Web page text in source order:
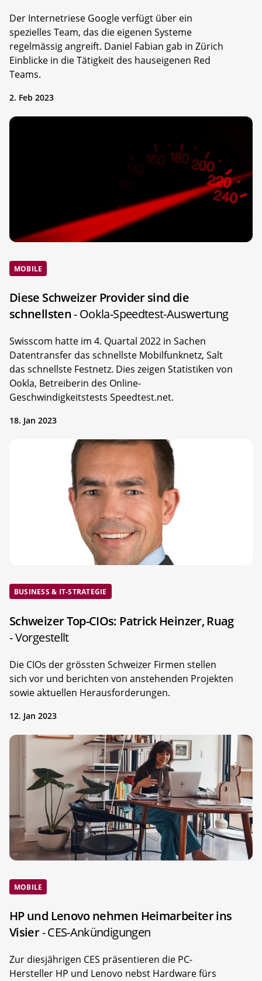
Der Internetriese Google verfügt über ein
spezielles Team, das die eigenen Systeme
regelmässig angreift. Daniel Fabian gab in Zürich
Einblicke in die Tätigkeit des hauseigenen Red
Teams.
2. Feb 2023
MOBILE
Diese Schweizer Provider sind die
schnellsten- Ookla-Speedtest-Auswertung
Swisscom hatte im 4. Quartal 2022 in Sachen
Datentransfer das schnellste Mobilfunknetz, Salt
das schnellste Festnetz. Dies zeigen Statistiken von
Ookla, Betreiberin des Online-
Geschwindigkeitstests Speedtest.net.
18. Jan 2023
BUSINESS & IT-STRATEGIE
Schweizer Top-CIOs: Patrick Heinzer, Ruag
- Vorgestellt
Die CIOs der grössten Schweizer Firmen stellen
sich vor und berichten von anstehenden Projekten
sowie aktuellen Herausforderungen.
12. Jan 2023
MOBILE
HP und Lenovo nehmen Heimarbeiter ins
Visier- CES-Ankündigungen
Zur diesjährigen CES präsentieren die PC-
Hersteller HP und Lenovo nebst Hardware fürs